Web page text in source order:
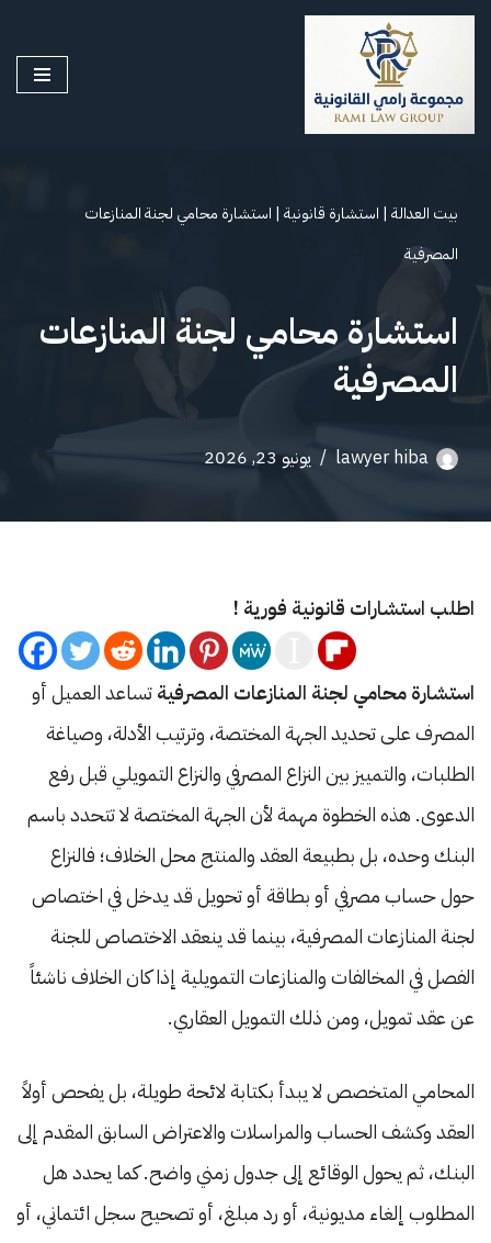
إلى
بيت العدالة | استشارة قانونية | استشارة محامي لجنة المنازعات
المصرفية
استشارة محامي لجنة المنازعات
المصرفية
lawyer hiba يونيو 23, 2026
اطلب استشارات قانونية فورية !
استشارة محامي لجنة المنازعات المصرفيةتساعد العميل أو
المصرف على تحديد الجهة المختصة، وترتيب الأدلة، وصياغة
الطلبات، والتمييز بين النزاع المصرفي والنزاع التمويلي قبل رفع
الدعوى. هذه الخطوة مهمة لأن الجهة المختصة لا تتحدد باسم
البنك وحده، بل بطبيعة العقد والمنتج محل الخلاف؛ فالنزاع
حول حساب مصرفي أو بطاقة أو تحويل قد يدخل في اختصاص
لجنة المنازعات المصرفية، بينما قد ينعقد الاختصاص للجنة
الفصل في المخالفات والمنازعات التمويلية إذا كان الخلاف ناشئاً
عن عقد تمويل، ومن ذلك التمويل العقاري.
المحامي المتخصص لا يبدأ بكتابة لائحة طويلة، بل يفحص أولاً
العقد وكشف الحساب والمراسلات والاعتراض السابق المقدم إلى
البنك، ثم يحول الوقائع إلى جدول زمني واضح. كما يحدد هل
المطلوب إلغاء مديونية، أو رد مبلغ، أو تصحيح سجل ائتماني، أو